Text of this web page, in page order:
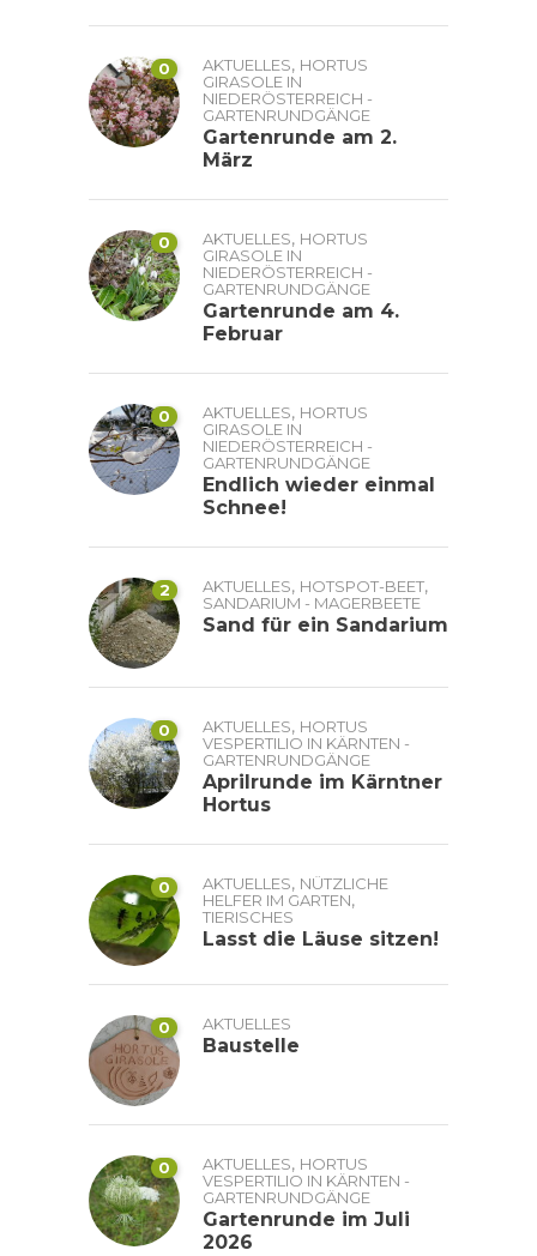
0 AKTUELLES, HORTUS
GIRASOLE IN
NIEDERÖSTERREICH -
GARTENRUNDGÄNGE
Gartenrunde am 2.
März
0 AKTUELLES, HORTUS
GIRASOLE IN
NIEDERÖSTERREICH -
GARTENRUNDGÄNGE
Gartenrunde am 4.
Februar
0 AKTUELLES, HORTUS
GIRASOLE IN
NIEDERÖSTERREICH -
GARTENRUNDGÄNGE
Endlich wieder einmal
Schnee!
2 AKTUELLES, HOTSPOT-BEET,
SANDARIUM - MAGERBEETE
Sand für ein Sandarium
0 AKTUELLES, HORTUS
VESPERTILIO IN KÄRNTEN -
GARTENRUNDGÄNGE
Aprilrunde im Kärntner
Hortus
0 AKTUELLES, NÜTZLICHE
HELFER IM GARTEN,
TIERISCHES
Lasst die Läuse sitzen!
0 AKTUELLES
Baustelle
0 AKTUELLES, HORTUS
VESPERTILIO IN KÄRNTEN -
GARTENRUNDGÄNGE
Gartenrunde im Juli
2026